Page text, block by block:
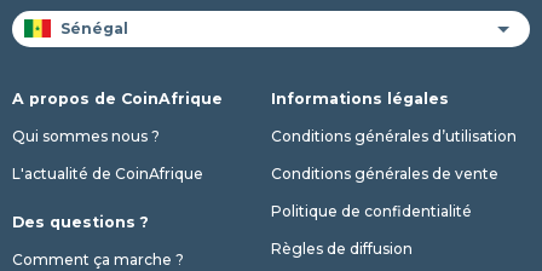
A propos de CoinAfrique
Qui sommes nous ?
L'actualité de CoinAfrique
Des questions ?
Comment ça marche ?
Informations légales
Conditions générales d’utilisation
Conditions générales de vente
Politique de confidentialité
Règles de diffusion